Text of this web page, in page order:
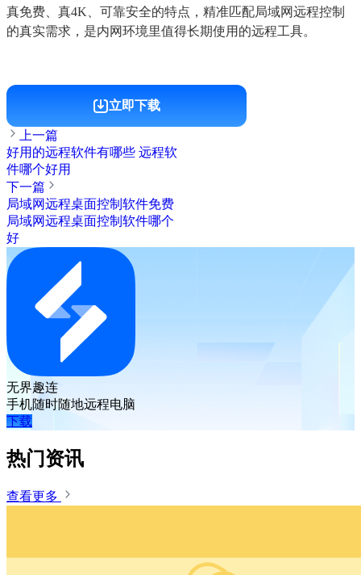
真免费、真4K、可靠安全的特点，精准匹配局域网远程控制
的真实需求，是内网环境里值得长期使用的远程工具。
立即下载
上一篇
好用的远程软件有哪些 远程软
件哪个好用
下一篇
局域网远程桌面控制软件免费
局域网远程桌面控制软件哪个
好
无界趣连
手机随时随地远程电脑
下载
热门资讯
查看更多